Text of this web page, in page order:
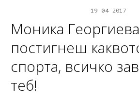
19 04 2017
Моника
постигнеш
спорта, всичко
теб!